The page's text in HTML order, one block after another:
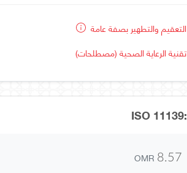
التعقيم والتطهير بصفة عامة
تقنية الرعاية الصحية (مصطلحات)
OMR 8.57